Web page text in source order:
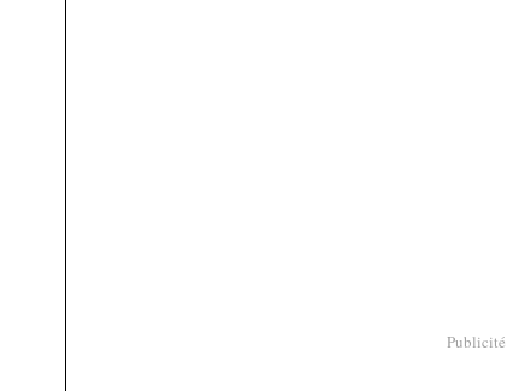
Publicité